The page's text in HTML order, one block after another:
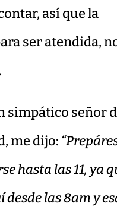
así que la
ser atendida,
simpático señor
me dijo:
hasta las 11, ya
desde las 8am y